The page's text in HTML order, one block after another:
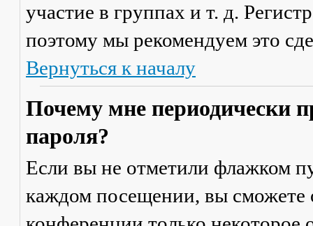
участие в группах и т. д.
поэтому мы рекомендуем это
Вернуться к началу
Почему мне периодически
пароля?
Если вы не отметили флажком
каждом посещении, вы сможете